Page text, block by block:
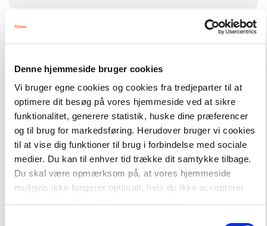
Denne hjemmeside bruger cookies
Vi bruger egne cookies og cookies fra tredjeparter til at
optimere dit besøg på vores hjemmeside ved at sikre
funktionalitet, generere statistik, huske dine præferencer
og til brug for markedsføring. Herudover bruger vi cookies
til at vise dig funktioner til brug i forbindelse med sociale
medier. Du kan til enhver tid trække dit samtykke tilbage.
Du skal være opmærksom på, at vores hjemmeside
muligvis ikke fungerer optimalt, hvis du ikke accepterer
Molevitten, litteraturspor
375,00 kr.
Hent flere
Andre har også købt